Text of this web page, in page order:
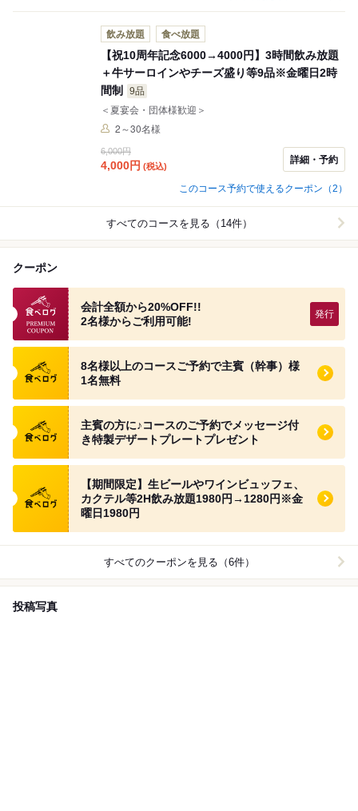
飲み放題 食べ放題
【祝10周年記念6000→4000円】3時間飲み放題
＋牛サーロインやチーズ盛り等9品※金曜日2時
間制
9品
＜夏宴会・団体様歓迎＞
2～30名様
6,000円
4,000円 (税込)
詳細・予約
このコース予約で使えるクーポン（2）
すべてのコースを見る（14件）
クーポン
食べログプレミアムクーポン
会計全額から20%OFF!!
2名様からご利用可能!
食べログ クーポン
8名様以上のコースご予約で主賓（幹事）様
1名無料
食べログ クーポン
主賓の方に♪コースのご予約でメッセージ付
き特製デザートプレートプレゼント
食べログ クーポン
【期間限定】生ビールやワインビュッフェ、
カクテル等2H飲み放題1980円→1280円※金
曜日1980円
すべてのクーポンを見る（6件）
投稿写真